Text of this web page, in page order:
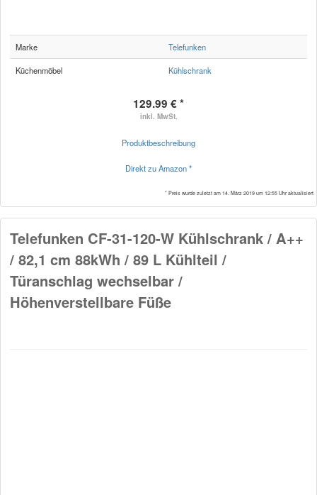
Marke Telefunken
Küchenmöbel Kühlschrank
129.99 € *
inkl. MwSt.
Produktbeschreibung
Direkt zu Amazon *
* Preis wurde zuletzt am 14. März 2019 um 12:55 Uhr aktualisiert
Telefunken CF-31-120-W Kühlschrank / A++
/ 82,1 cm 88kWh / 89 L Kühlteil /
Türanschlag wechselbar /
Höhenverstellbare Füße